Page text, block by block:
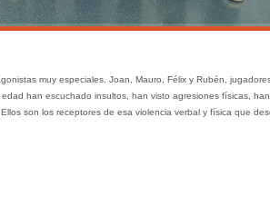
muy especiales. Joan, Mauro, Félix y Rubén,
han escuchado insultos, han visto agresiones físicas, han
son los receptores de esa violencia verbal y física que